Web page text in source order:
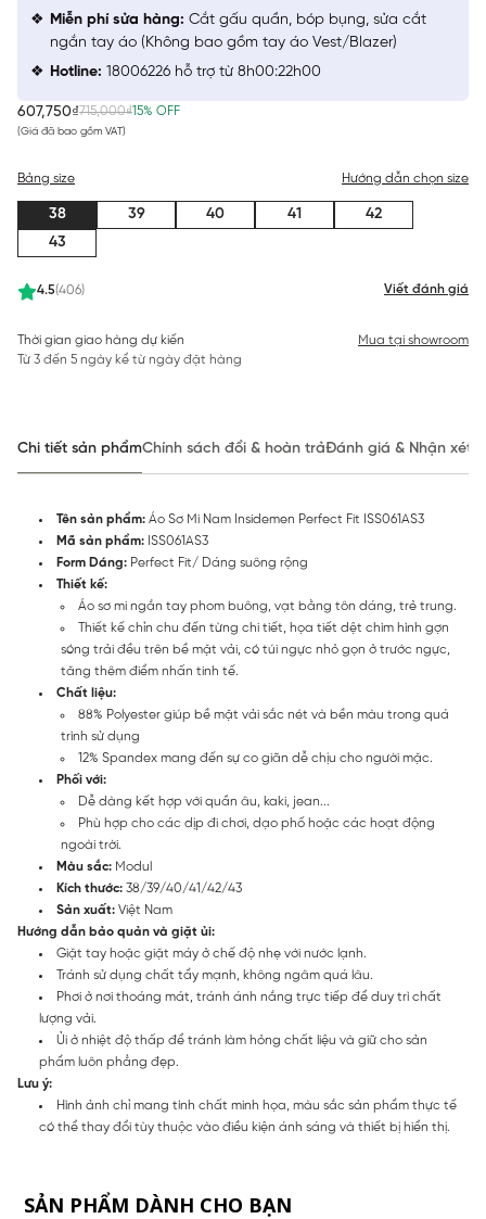
607,750₫715,000₫15% OFF
(Giá đã bao gồm VAT)
4.5(406) Viết đánh giá
Bảng size Hướng dẫn chọn size
38 39 40 41
42
43
Thời gian giao hàng dự kiến
Từ 3 đến 5 ngày kể từ ngày đặt hàng
Mua tại showroom
Miễn phí sửa hàng: Cắt gấu quần, bóp bụng, sửa cắt
ngắn tay áo (Không bao gồm tay áo Vest/Blazer)
Hotline: 18006226 hỗ trợ từ 8h00:22h00
Chi tiết sản phẩmChính sách đổi & hoàn trảĐánh giá & Nhận xét
Tên sản phẩm: Áo Sơ Mi Nam Insidemen Perfect Fit ISS061AS3
Mã sản phẩm: ISS061AS3
Form Dáng: Perfect Fit/ Dáng suông rộng
Thiết kế:
Áo sơ mi ngắn tay phom buông, vạt bằng tôn dáng, trẻ trung.
Thiết kế chỉn chu đến từng chi tiết, họa tiết dệt chìm hình gợn
sóng trải đều trên bề mặt vải, có túi ngực nhỏ gọn ở trước ngực,
tăng thêm điểm nhấn tinh tế.
Chất liệu:
88% Polyester giúp bề mặt vải sắc nét và bền màu trong quá
trình sử dụng
12% Spandex mang đến sự co giãn dễ chịu cho người mặc.
Phối với:
Dễ dàng kết hợp với quần âu, kaki, jean...
Phù hợp cho các dịp đi chơi, dạo phố hoặc các hoạt động
ngoài trời.
Màu sắc: Modul
Kích thước: 38/39/40/41/42/43
Sản xuất: Việt Nam
Hướng dẫn bảo quản và giặt ủi:
Giặt tay hoặc giặt máy ở chế độ nhẹ với nước lạnh.
Tránh sử dụng chất tẩy mạnh, không ngâm quá lâu.
Phơi ở nơi thoáng mát, tránh ánh nắng trực tiếp để duy trì chất
lượng vải.
Ủi ở nhiệt độ thấp để tránh làm hỏng chất liệu và giữ cho sản
phẩm luôn phẳng đẹp.
Lưu ý:
Hình ảnh chỉ mang tính chất minh họa, màu sắc sản phẩm thực tế
có thể thay đổi tùy thuộc vào điều kiện ánh sáng và thiết bị hiển thị.
SẢN PHẨM DÀNH CHO BẠN